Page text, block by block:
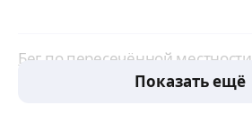
Бег по пересечённой местности
Показать ещё